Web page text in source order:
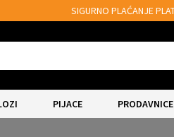
PLAĆANJE PLATNIM KARTICAMA!
PIJACE PRODAVNICE